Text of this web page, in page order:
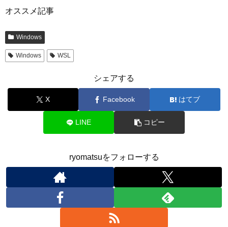
オススメ記事
Windows
Windows WSL
シェアする
X Facebook はてブ
LINE コピー
ryomatsuをフォローする